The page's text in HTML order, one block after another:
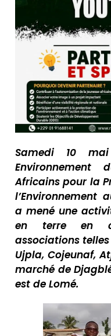
Samedi 10
Environnement
Africains pour la
l’Environnement
a mené une
en terre en
associations
Ujpla, Cojeunaf,
marché de
est de Lomé.